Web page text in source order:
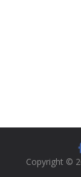
Copyright ©